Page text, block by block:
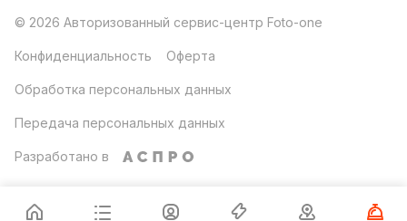
© 2026 Авторизованный сервис-центр Foto-one
Конфиденциальность Оферта
Обработка персональных данных
Передача персональных данных
Разработано в